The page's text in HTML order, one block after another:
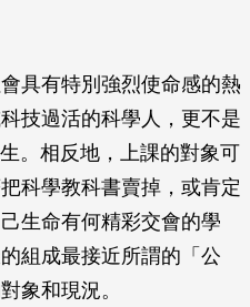
具有特別強烈使命感的熱
技過活的科學人，更不是
。相反地，上課的對象可
科學教科書賣掉，或肯定
生命有何精彩交會的學
組成最接近所謂的「公
象和現況。